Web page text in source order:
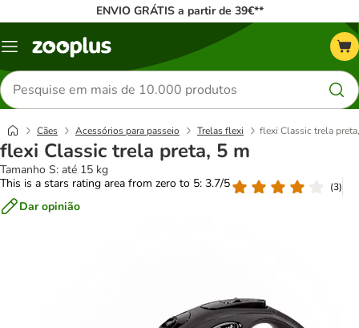
ENVIO GRÁTIS a partir de 39€**
Menu
Pesquisar
produtos
Cães Acessórios para passeio Trelas flexi flexi Classic trela
flexi Classic trela preta, 5 m
Tamanho S: até 15 kg
This is a stars rating area from zero to 5: 3.7/5
(3)
Dar opinião